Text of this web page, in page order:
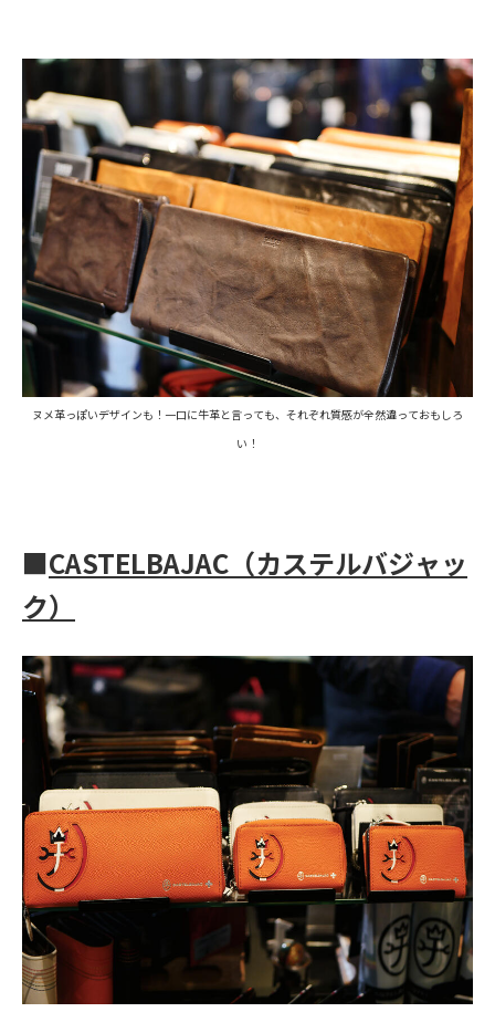
ヌメ革っぽいデザインも！一口に牛革と言っても、それぞれ質感が全然違っておもしろ
い！
■CASTELBAJAC （カステルバジャッ
ク）